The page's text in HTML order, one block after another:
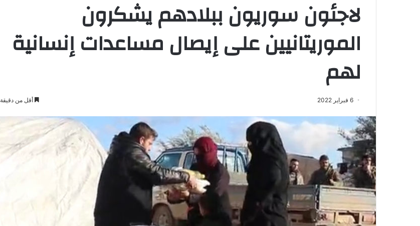
لاجئون سوريون ببلادهم يشكرون
الموريتانيين على إيصال مساعدات إنسانية
لهم
6 فبراير 2022 أقل من دقيقة